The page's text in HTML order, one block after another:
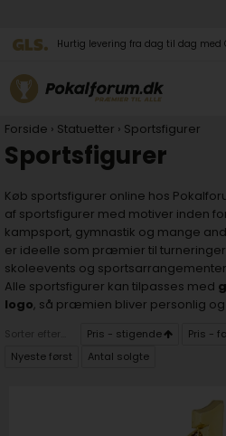
Hurtig levering fra dag til dag med
Forside › Statuetter › Sportsfigurer
Sportsfigurer
Køb sportsfigurer online hos
af sportsfigurer med motiver inden
kampsport, gymnastik og mange
er ideelle som præmier til
skoleevents og
Alle sportsfigurer kan tilpasses med
logo, så præmien bliver personlig
Sorter efter... Pris - stigende Pris -
Nyeste først
Antal solgte